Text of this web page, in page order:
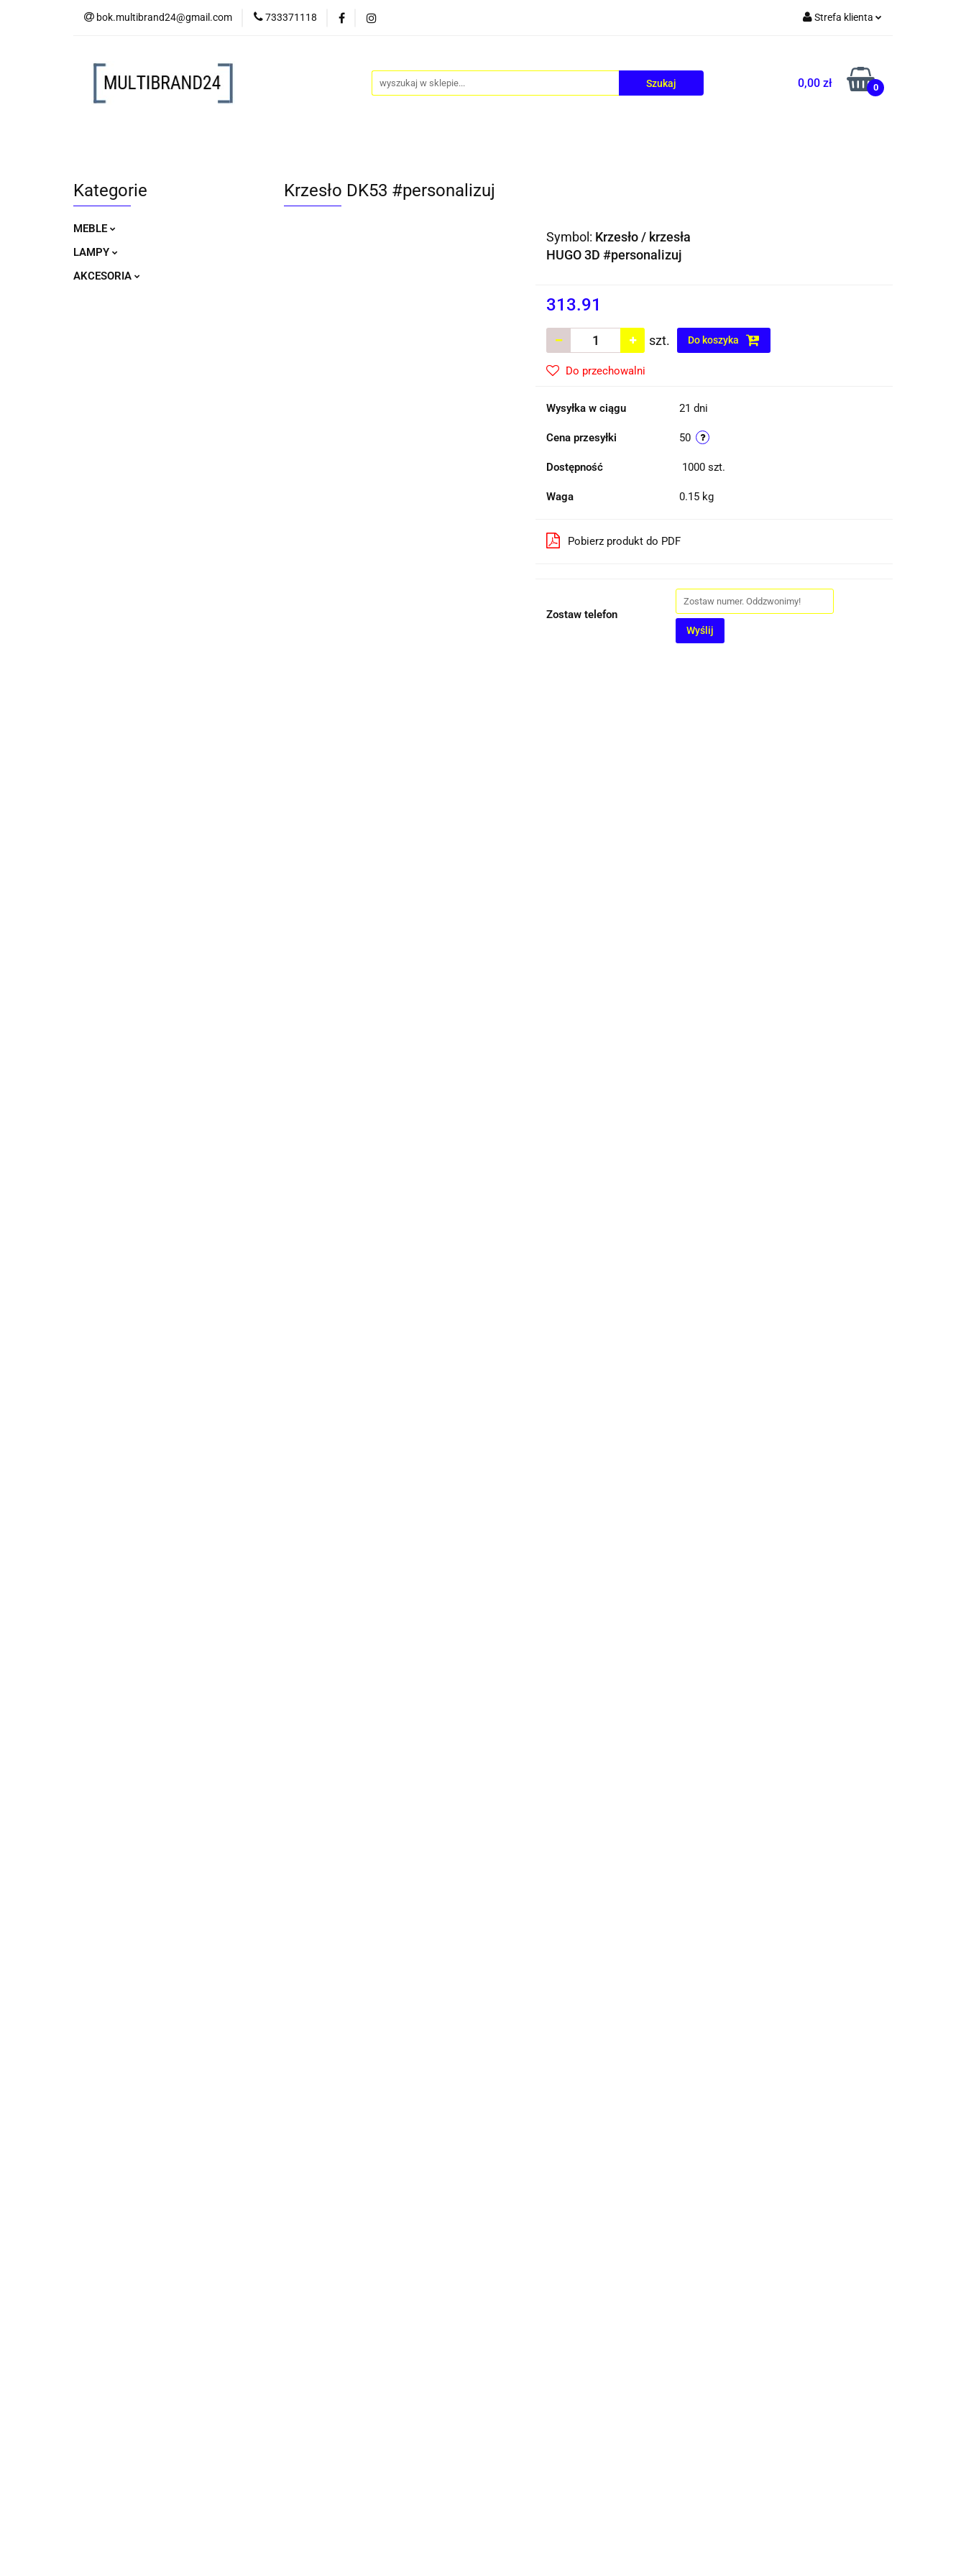
bok.multibrand24@gmail.com 733371118 Strefa klienta
Zarejestruj się
Dodaj zgłoszenie
0,00 zł 0
MEBLE LAMPY AKCESORIA
Kategorie
MEBLE
LAMPY
AKCESORIA
Krzesło DK53 #personalizuj
Symbol: Krzesło / krzesła
HUGO 3D #personalizuj
313.91
szt. Do koszyka
Do przechowalni
Wysyłka w ciągu 21 dni
Cena przesyłki 50
Dostępność 1000 szt.
Waga 0.15 kg
Pobierz produkt do PDF
Zostaw telefon
Wyślij